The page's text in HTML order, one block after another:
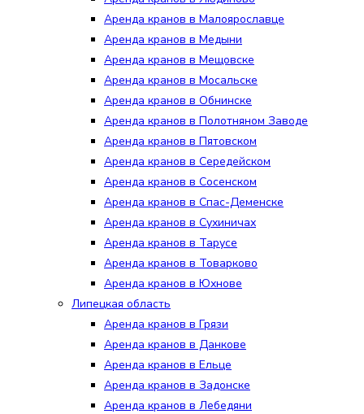
Аренда кранов в Малоярославце
Аренда кранов в Медыни
Аренда кранов в Мещовске
Аренда кранов в Мосальске
Аренда кранов в Обнинске
Аренда кранов в Полотняном Заводе
Аренда кранов в Пятовском
Аренда кранов в Середейском
Аренда кранов в Сосенском
Аренда кранов в Спас-Деменске
Аренда кранов в Сухиничах
Аренда кранов в Тарусе
Аренда кранов в Товарково
Аренда кранов в Юхнове
Липецкая область
Аренда кранов в Грязи
Аренда кранов в Данкове
Аренда кранов в Ельце
Аренда кранов в Задонске
Аренда кранов в Лебедяни